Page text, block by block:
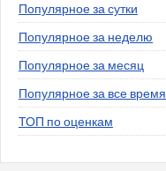
Популярное за сутки
Популярное за неделю
Популярное за месяц
Популярное за все время
ТОП по оценкам